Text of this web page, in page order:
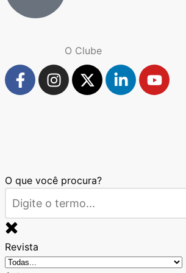
O Clube
O que você procura?
Revista